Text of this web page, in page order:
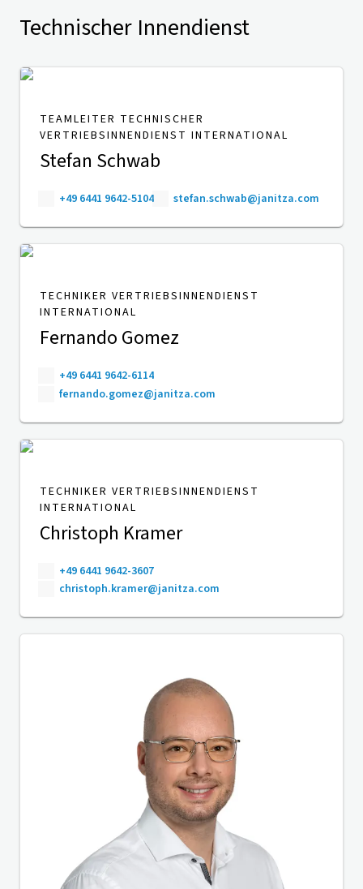
Technischer Innendienst
TEAMLEITER TECHNISCHER
VERTRIEBSINNENDIENST INTERNATIONAL
Stefan Schwab
+49 6441 9642-5104 stefan.schwab@janitza.com
TECHNIKER VERTRIEBSINNENDIENST
INTERNATIONAL
Fernando Gomez
+49 6441 9642-6114
fernando.gomez@janitza.com
TECHNIKER VERTRIEBSINNENDIENST
INTERNATIONAL
Christoph Kramer
+49 6441 9642-3607
christoph.kramer@janitza.com